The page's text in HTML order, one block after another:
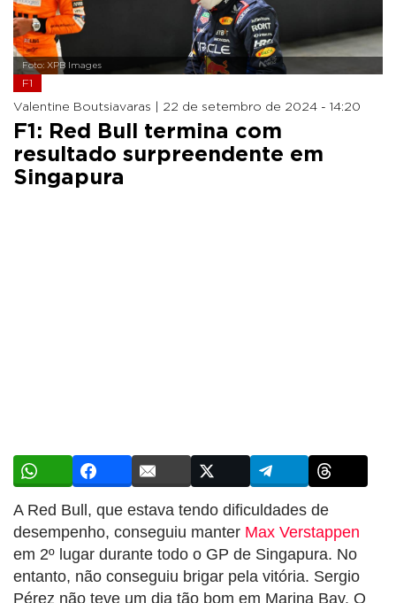
Foto: XPB Images
F1
Valentine Boutsiavaras | 22 de setembro de 2024 - 14:20
F1: Red Bull termina com
resultado surpreendente em
Singapura
A Red Bull, que estava tendo dificuldades de
desempenho, conseguiu manter Max Verstappen
em 2º lugar durante todo o GP de Singapura. No
entanto, não conseguiu brigar pela vitória. Sergio
Pérez não teve um dia tão bom em Marina Bay. O